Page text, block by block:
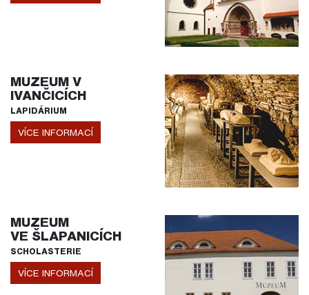
MUZEUM V
IVANČICÍCH
LAPIDÁRIUM
VÍCE INFORMACÍ
MUZEUM
VE ŠLAPANICÍCH
SCHOLASTERIE
VÍCE INFORMACÍ